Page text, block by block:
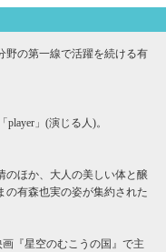
野の第一線で活躍を続ける有
」(演じる人)。
のほか、大人の美しい体と醸
の有森也実の姿が集約された
画『星空のむこうの国』で主